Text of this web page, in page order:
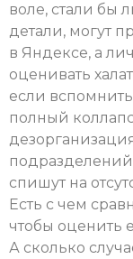
воле, стали бы
детали, могут
в Яндексе, а
оценивать
если
полный
спишут на
Есть с чем
чтобы оценить
А сколько